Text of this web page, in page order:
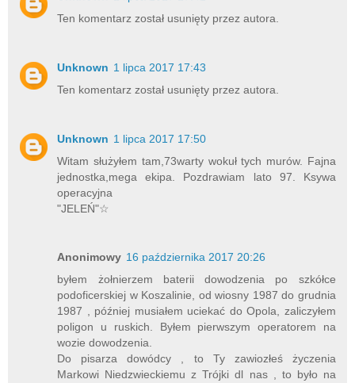
Ten komentarz został usunięty przez autora.
Unknown 1 lipca 2017 17:43
Ten komentarz został usunięty przez autora.
Unknown 1 lipca 2017 17:50
Witam służyłem tam,73warty wokuł tych murów. Fajna
jednostka,mega ekipa. Pozdrawiam lato 97. Ksywa
operacyjna
"JELEŃ"☆
Anonimowy 16 października 2017 20:26
byłem żołnierzem baterii dowodzenia po szkółce
podoficerskiej w Koszalinie, od wiosny 1987 do grudnia
1987 , później musiałem uciekać do Opola, zaliczyłem
poligon u ruskich. Byłem pierwszym operatorem na
wozie dowodzenia.
Do pisarza dowódcy , to Ty zawiozłeś życzenia
Markowi Niedzwieckiemu z Trójki dl nas , to było na